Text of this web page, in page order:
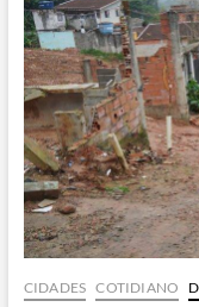
para
reconstrução
de
São
Sebastião
CIDADES COTIDIANO